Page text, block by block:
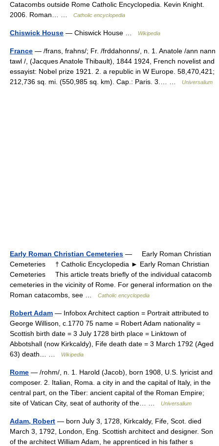
Catacombs outside Rome Catholic Encyclopedia. Kevin Knight.
2006. Roman… …
Catholic encyclopedia
Chiswick House — Chiswick House … Wikipedia
France — /frans, frahns/; Fr. /frddahonns/, n. 1. Anatole /ann nann
tawl /, (Jacques Anatole Thibault), 1844 1924, French novelist and
essayist: Nobel prize 1921. 2. a republic in W Europe. 58,470,421;
212,736 sq. mi. (550,985 sq. km). Cap.: Paris. 3.… …
Universalium
Early Roman Christian Cemeteries — Early Roman Christian
Cemeteries † Catholic Encyclopedia ► Early Roman Christian
Cemeteries This article treats briefly of the individual catacomb
cemeteries in the vicinity of Rome. For general information on the
Roman catacombs, see …
Catholic encyclopedia
Robert Adam — Infobox Architect caption = Portrait attributed to
George Willison, c.1770 75 name = Robert Adam nationality =
Scottish birth date = 3 July 1728 birth place = Linktown of
Abbotshall (now Kirkcaldy), Fife death date = 3 March 1792 (Aged
63) death… …
Wikipedia
Rome — /rohm/, n. 1. Harold (Jacob), born 1908, U.S. lyricist and
composer. 2. Italian, Roma. a city in and the capital of Italy, in the
central part, on the Tiber: ancient capital of the Roman Empire;
site of Vatican City, seat of authority of the… …
Universalium
Adam, Robert — born July 3, 1728, Kirkcaldy, Fife, Scot. died
March 3, 1792, London, Eng. Scottish architect and designer. Son
of the architect William Adam, he apprenticed in his father s